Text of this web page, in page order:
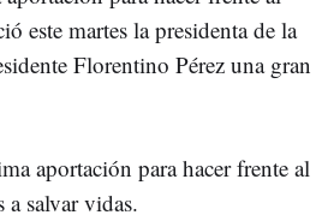
este martes la presidenta de la
Florentino Pérez una gran
aportación para hacer frente al
salvar vidas.